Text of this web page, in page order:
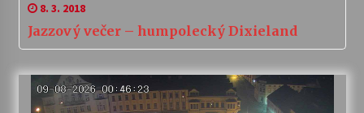
8. 3. 2018
Jazzový večer – humpolecký Dixieland